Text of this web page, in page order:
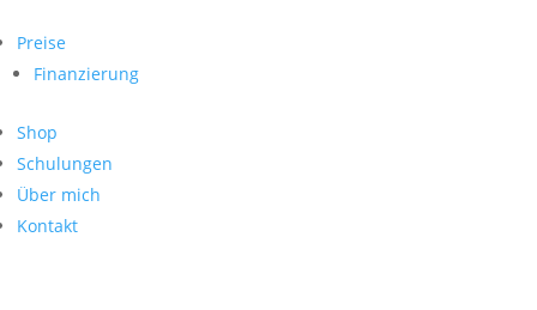
Preise
Finanzierung
Shop
Schulungen
Über mich
Kontakt
WordPress.org
Search
nach:
Archive
Kontakt
Impressum
Datenschutz